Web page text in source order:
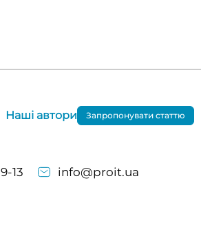
13
info@proit.ua
Наші автори Запропонувати статтю